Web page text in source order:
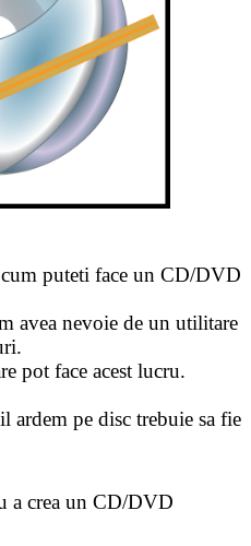
puteti face un CD/DVD
avea nevoie de un utilitare
pot face acest lucru.
ardem pe disc trebuie sa fie
a crea un CD/DVD